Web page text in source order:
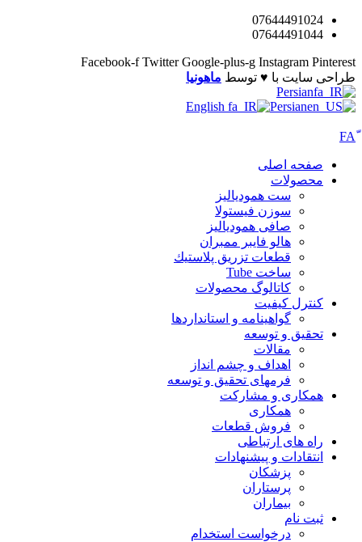
07644491024
07644491044
Facebook-f Twitter Google-plus-g Instagram Pinterest
طراحی سایت با ♥️ توسط ماهونیا
Persian
English
Persian
صفحه اصلی
محصولات
ست همودیالیز
سوزن فیستولا
صافی همودیالیز
هالو فایبر ممبران
قطعات تزريق پلاستيك
ساخت Tube
کاتالوگ محصولات
کنترل کیفیت
گواهينامه و استانداردها
تحقيق و توسعه
مقالات
اهداف و چشم انداز
فرمهای تحقیق و توسعه
همکاری و مشارکت
همکاری
فروش قطعات
راه های ارتباطی
انتقادات و پيشنهادات
پزشكان
پرستاران
بيماران
ثبت نام
درخواست استخدام